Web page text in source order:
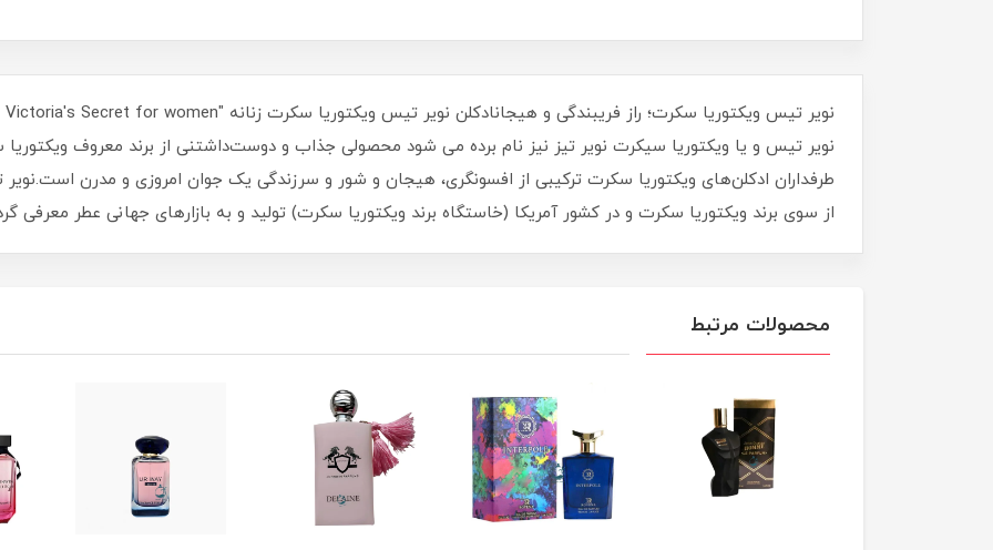
از سوی برند ویکتوریا سکرت و در کشور آمریکا (خاستگاه برند ویکتوریا سکرت) تولید و به بازارهای جهانی عطر معرفی
محصولات مرتبط